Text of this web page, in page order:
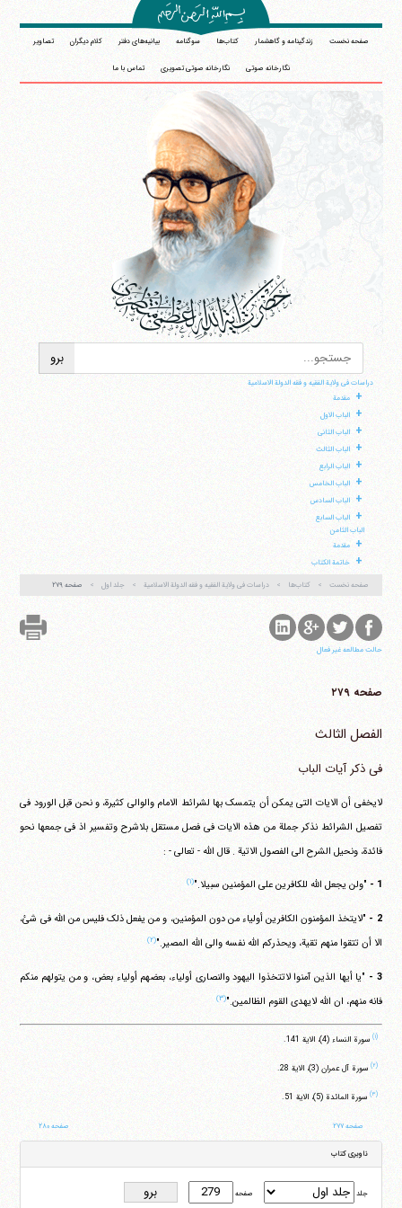
صفحه نخست زندگینامه و گاهشمار کتاب‌ها سوگنامه بیانیه‌های دفتر کلام دیگران تصاویر
نگارخانه صوتی نگارخانه صوتی تصویری تماس با ما
دراسات فی ولایة الفقیه و فقه الدولة الاسلامیة
+ مقدمة
+ الباب الاول
+ الباب الثانی
+ الباب الثالث
+ الباب الرابع
+ الباب الخامس
+ الباب السادس
+
الباب السابع
الباب الثامن
+ مقدمة
+ خاتمة الکتاب
صفحه نخست کتاب‌ها دراسات فی ولایة الفقیه و فقه الدولة الاسلامیة جلد اول صفحه ۲۷۹
حالت مطالعه غیر فعال
صفحه ۲۷۹
الفصل الثالث
فی ذکر آیات الباب
لایخفی أن الایات التی یمکن أن یتمسک بها لشرائط الامام والوالی کثیرة، و نحن قبل الورود فی
تفصیل الشرائط نذکر جملة من هذه الایات فی فصل مستقل بلاشرح وتفسیر اذ فی جمعها نحو
فائدة، ونحیل الشرح الی الفصول الاتیة . قال الله - تعالی - :
1 - "ولن یجعل الله للکافرین علی المؤمنین سبیلا."(۱)
2 -
"لایتخذ المؤمنون الکافرین أولیاء من دون المؤمنین، و من یفعل ذلک فلیس من الله فی شئ،
الا أن تتقوا منهم تقیة، ویحذرکم الله نفسه والی الله المصیر."(۲)
3 -
"یا أیها الذین آمنوا لاتتخذوا الیهود والنصاری أولیاء، بعضهم أولیاء بعض، و من یتولهم منکم
فانه منهم، ان الله لایهدی القوم الظالمین."(۳)
(۱) سورة النساء (4)، الایة 141.
(۲) سورة آل عمران (3)، الایة 28.
(۳) سورة المائدة (5)، الایة 51.
صفحه ۲۷۷ صفحه ۲۸۰
ناوبری کتاب
جلد صفحه